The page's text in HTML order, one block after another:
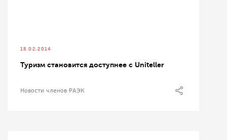
18.02.2014
Туризм становится доступнее с Uniteller
Новости членов РАЭК